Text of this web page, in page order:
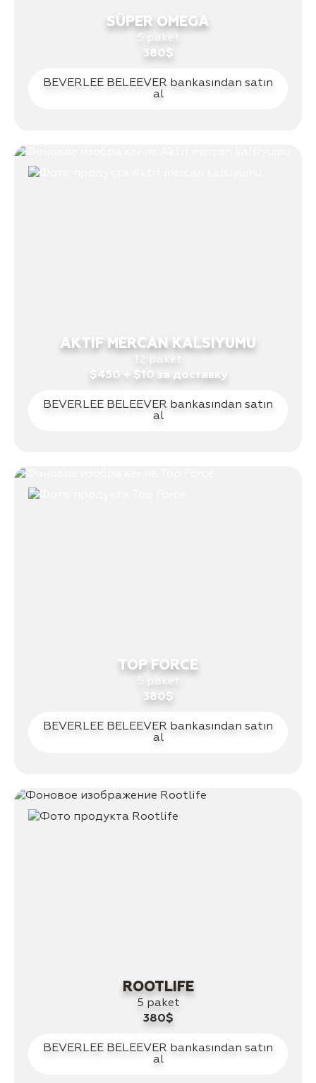
SÜPER OMEGA
5 paket
380$
BEVERLEE BELEEVER bankasından satın
al
AKTIF MERCAN KALSIYUMU
12 paket
$450 + $10 за доставку
BEVERLEE BELEEVER bankasından satın
al
TOP FORCE
5 paket
380$
BEVERLEE BELEEVER bankasından satın
al
ROOTLIFE
5 paket
380$
BEVERLEE BELEEVER bankasından satın
al